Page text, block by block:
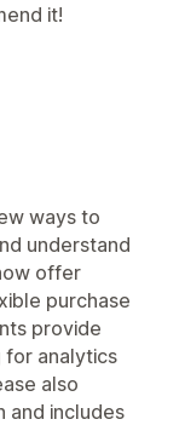
it!
ways to
understand
offer
purchase
provide
analytics
also
and includes